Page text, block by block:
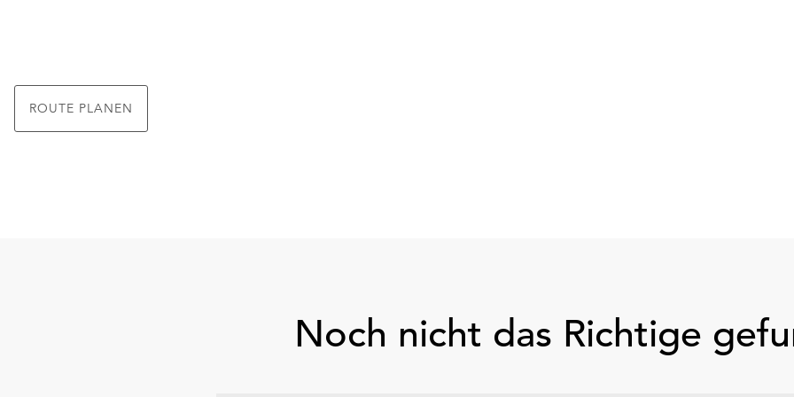
ROUTE PLANEN
Noch nicht das Richtige